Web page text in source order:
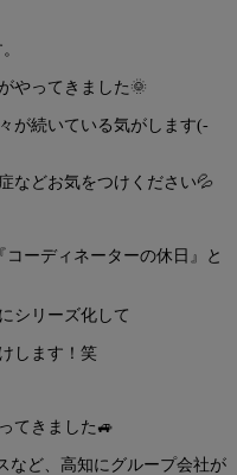
やってきました🌞
が続いている気がします(-
などお気をつけください💦
ーディネーターの休日』と
シリーズ化して
します！笑
てきました🚙
など、高知にグループ会社が